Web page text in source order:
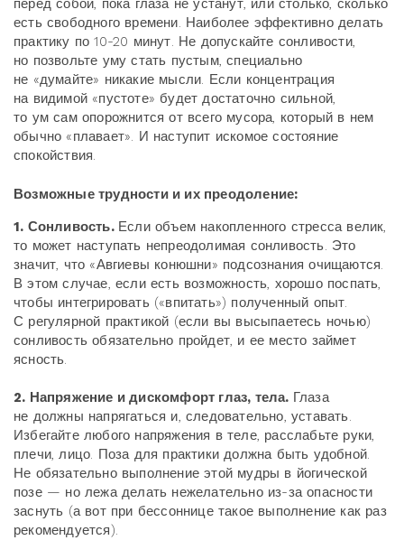
перед собой, пока глаза не устанут, или столько, сколько
есть свободного времени. Наиболее эффективно делать
практику по 10-20 минут. Не допускайте сонливости,
но позвольте уму стать пустым, специально
не «думайте» никакие мысли. Если концентрация
на видимой «пустоте» будет достаточно сильной,
то ум сам опорожнится от всего мусора, который в нем
обычно «плавает». И наступит искомое состояние
спокойствия.
Возможные трудности и их преодоление:
1. Сонливость. Если объем накопленного стресса велик,
то может наступать непреодолимая сонливость. Это
значит, что «Авгиевы конюшни» подсознания очищаются.
В этом случае, если есть возможность, хорошо поспать,
чтобы интегрировать («впитать») полученный опыт.
С регулярной практикой (если вы высыпаетесь ночью)
сонливость обязательно пройдет, и ее место займет
ясность.
2. Напряжение и дискомфорт глаз, тела. Глаза
не должны напрягаться и, следовательно, уставать.
Избегайте любого напряжения в теле, расслабьте руки,
плечи, лицо. Поза для практики должна быть удобной.
Не обязательно выполнение этой мудры в йогической
позе — но лежа делать нежелательно из-за опасности
заснуть (а вот при бессоннице такое выполнение как раз
рекомендуется).